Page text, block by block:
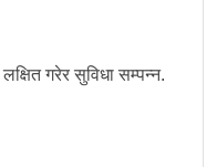
गरेर सुविधा सम्पन्न.